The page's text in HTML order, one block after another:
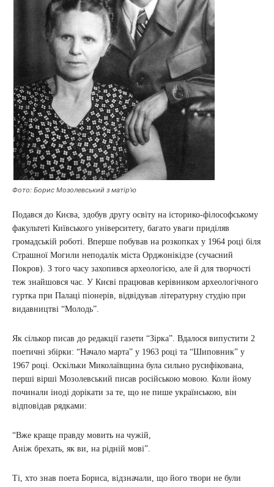
Фото: Борис Мозолевський з матір’ю
Подався до Києва, здобув другу освіту на історико-філософському
факультеті Київського університету, багато уваги приділяв
громадській роботі. Вперше побував на розкопках у 1964 році біля
Страшної Могили неподалік міста Орджонікідзе (сучасний
Покров). З того часу захопився археологією, але й для творчості
теж знайшовся час. У Києві працював керівником археологічного
гуртка при Палаці піонерів, відвідував літературну студію при
видавництві “Молодь”.
Як сількор писав до редакції газети “Зірка”. Вдалося випустити 2
поетичні збірки: “Начало марта” у 1963 році та “Шиповник” у
1967 році. Оскільки Миколаївщина була сильно русифікована,
перші вірші Мозолевський писав російською мовою. Коли йому
починали іноді дорікати за те, що не пише українською, він
відповідав рядками:
“Вже краще правду мовить на чужій,
Аніж брехать, як ви, на рідній мові”.
Ті, хто знав поета Бориса, відзначали, що його твори не були